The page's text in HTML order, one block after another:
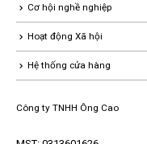
Cơ hội nghề nghiệp
Hoạt động Xã hội
Hệ thống cửa hàng
Công ty TNHH Ông Cao